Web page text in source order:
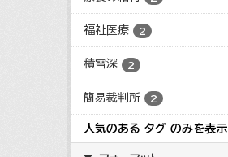
福祉医療 2
積雪深 2
簡易裁判所 2
人気のある タグ のみを表示